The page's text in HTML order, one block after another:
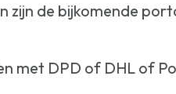
zijn de bijkomende
met DPD of DHL of